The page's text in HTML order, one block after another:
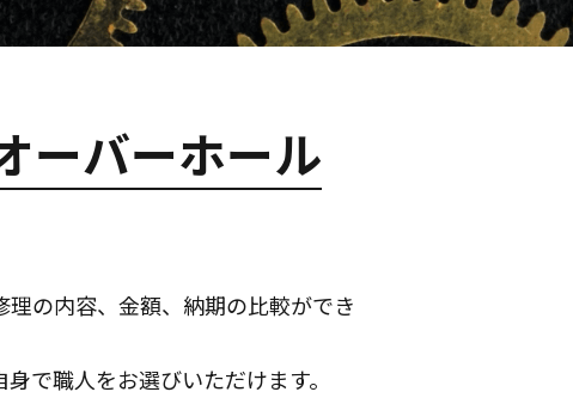
ーバーホール
の内容、金額、納期の比較ができ
で職人をお選びいただけます。